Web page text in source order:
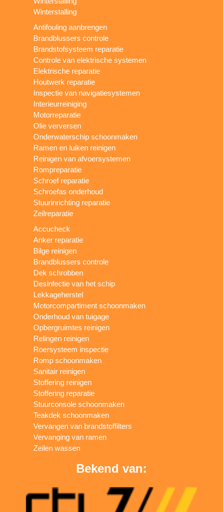
Winterstalling
Antifouling aanbrengen
Brandblussers controle
Brandstofsysteem reparatie
Controle van elektrische systemen
Elektrische reparatie
Houtwerk reparatie
Inspectie van navigatiesystemen
Interieurreiniging
Motorreparatie
Olie verversen
Onderwaterschip schoonmaken
Ramen en luiken reinigen
Reinigen van afvoersystemen
Rompreparatie
Schroef reparatie
Schroefas onderhoud
Stuurinrichting reparatie
Zeilreparatie
Accucheck
Anker reparatie
Bilge reinigen
Brandblussers controle
Dek schrobben
Desinfectie van het schip
Lekkageherstel
Motorcompartiment schoonmaken
Onderhoud van tuigage
Opbergruimtes reinigen
Relingen reinigen
Roersysteem inspectie
Romp schoonmaken
Sanitair reinigen
Stoffering reinigen
Stoffering reparatie
Stuurconsole schoonmaken
Teakdek schoonmaken
Vervangen van brandstoffilters
Vervanging van ramen
Zeilen wassen
Bekend van: